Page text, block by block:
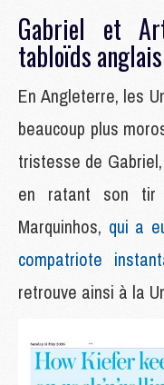
Gabriel et
tabloïds anglais
En Angleterre, les
beaucoup plus
tristesse de
en ratant son tir
Marquinhos, qui a
compatriote
retrouve ainsi à la